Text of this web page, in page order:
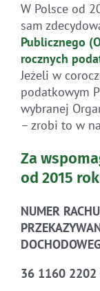
W Polsce od
sam
Publicznego
rocznych
Jeżeli w
podatkowym
wybranej
– zrobi to w
Za
od 2015
NUMER
36 1160